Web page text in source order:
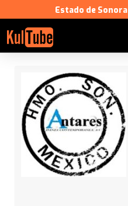
Estado de Sonora